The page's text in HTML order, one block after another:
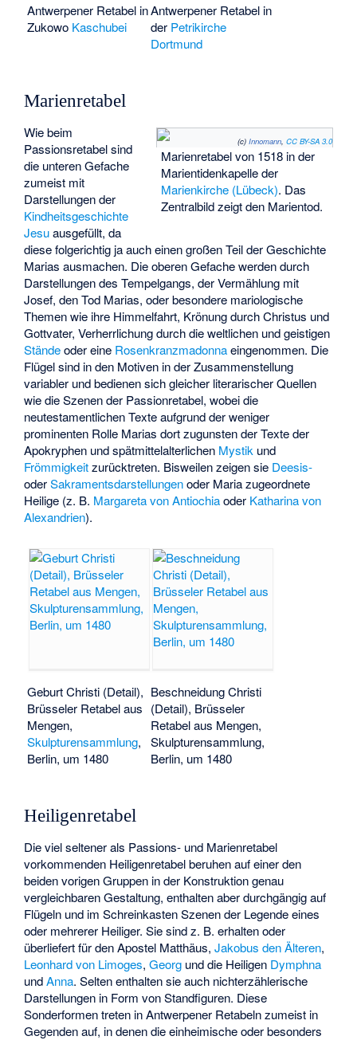
Antwerpener Retabel in
Zukowo Kaschubei
Antwerpener Retabel in
der Petrikirche
Dortmund
Marienretabel
(c) Innomann, CC BY-SA 3.0
Marienretabel von 1518 in der
Marientidenkapelle der
Marienkirche (Lübeck). Das
Zentralbild zeigt den Marientod.
Wie beim
Passionsretabel sind
die unteren Gefache
zumeist mit
Darstellungen der
Kindheitsgeschichte
Jesuausgefüllt, da
diese folgerichtig ja auch einen großen Teil der Geschichte
Marias ausmachen. Die oberen Gefache werden durch
Darstellungen des Tempelgangs, der Vermählung mit
Josef, den Tod Marias, oder besondere mariologische
Themen wie ihre Himmelfahrt, Krönung durch Christus und
Gottvater, Verherrlichung durch die weltlichen und geistigen
Ständeoder eine Rosenkranzmadonnaeingenommen. Die
Flügel sind in den Motiven in der Zusammenstellung
variabler und bedienen sich gleicher literarischer Quellen
wie die Szenen der Passionretabel, wobei die
neutestamentlichen Texte aufgrund der weniger
prominenten Rolle Marias dort zugunsten der Texte der
Apokryphen und spätmittelalterlichen Mystik und
Frömmigkeitzurücktreten. Bisweilen zeigen sie Deesis-
oderSakramentsdarstellungenoder Maria zugeordnete
Heilige (z. B. Margareta von Antiochiaoder Katharina von
Alexandrien).
Geburt Christi (Detail),
Brüsseler Retabel aus
Mengen,
Skulpturensammlung,
Berlin, um 1480
Beschneidung Christi
(Detail), Brüsseler
Retabel aus Mengen,
Skulpturensammlung,
Berlin, um 1480
Heiligenretabel
Die viel seltener als Passions- und Marienretabel
vorkommenden Heiligenretabel beruhen auf einer den
beiden vorigen Gruppen in der Konstruktion genau
vergleichbaren Gestaltung, enthalten aber durchgängig auf
Flügeln und im Schreinkasten Szenen der Legende eines
oder mehrerer Heiliger. Sie sind z. B. erhalten oder
überliefert für den Apostel Matthäus,Jakobus den Älteren,
Leonhard von Limoges,Georg und die Heiligen Dymphna
undAnna. Selten enthalten sie auch nichterzählerische
Darstellungen in Form von Standfiguren. Diese
Sonderformen treten in Antwerpener Retabeln zumeist in
Gegenden auf, in denen die einheimische oder besonders